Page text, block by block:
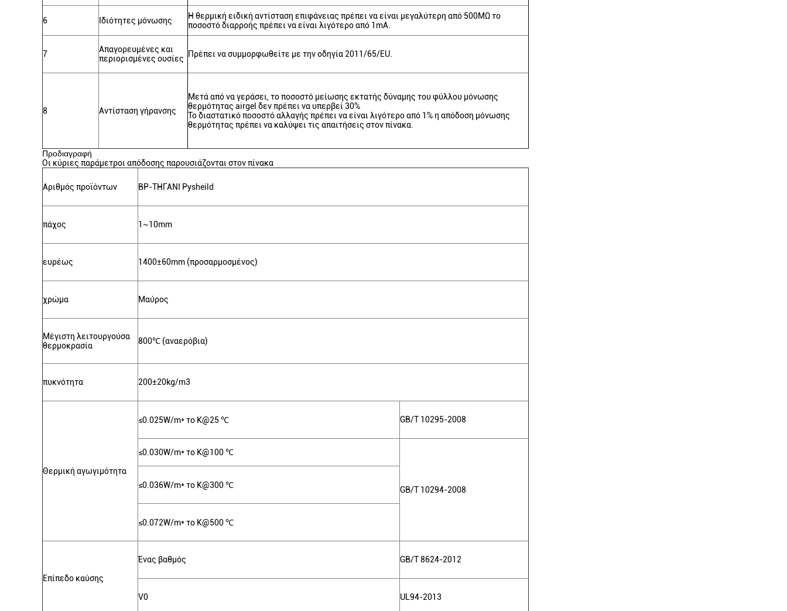
6 Ιδιότητες μόνωσης
Η θερμική ειδική αντίσταση επιφάνειας πρέπει να είναι μεγαλύτερη από 500MΩ το
ποσοστό διαρροής πρέπει να είναι λιγότερο από 1mA.
7
Απαγορευμένες και
περιορισμένες ουσίες
Πρέπει να συμμορφωθείτε με την οδηγία 2011/65/EU.
8 Αντίσταση γήρανσης
Μετά από να γεράσει, το ποσοστό μείωσης εκτατής δύναμης του φύλλου μόνωσης
θερμότητας airgel δεν πρέπει να υπερβεί 30%
Το διαστατικό ποσοστό αλλαγής πρέπει να είναι λιγότερο από 1% η απόδοση μόνωσης
θερμότητας πρέπει να καλύψει τις απαιτήσεις στον πίνακα.
Προδιαγραφή
Οι κύριες παράμετροι απόδοσης παρουσιάζονται στον πίνακα
Αριθμός προϊόντων BP-ΤΗΓΑΝΙ Pysheild
πάχος 1~10mm
ευρέως 1400±60mm (προσαρμοσμένος)
χρώμα Μαύρος
Μέγιστη λειτουργούσα
θερμοκρασία
800℃ (αναερόβια)
πυκνότητα 200±20kg/m3
Θερμική αγωγιμότητα
≤0.025W/m* το K@25 ℃ GB/T 10295-2008
≤0.030W/m* το K@100℃
GB/T 10294-2008
≤0.036W/m* το K@300℃
≤0.072W/m* το K@500℃
Επίπεδο καύσης
Ένας βαθμός GB/T 8624-2012
V0 UL94-2013